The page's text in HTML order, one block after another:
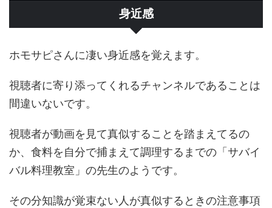
身近感
ホモサピさんに凄い身近感を覚えます。
視聴者に寄り添ってくれるチャンネルであることは
間違いないです。
視聴者が動画を見て真似することを踏まえてるの
か、食料を自分で捕まえて調理するまでの「サバイ
バル料理教室」の先生のようです。
その分知識が覚束ない人が真似するときの注意事項